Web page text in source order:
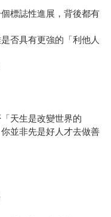
標誌性進展，背後都有
否具有更強的「利他人
天生是改變世界的
並非先是好人才去做善